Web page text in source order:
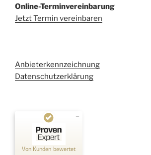
Online-Terminvereinbarung
Jetzt Termin vereinbaren
Anbieterkennzeichnung
Datenschutzerklärung
Von Kunden bewertet
Kundenbewertungen und Erfahrungen zu
Kehl Rechtsanwaltsgesellschaft mbH